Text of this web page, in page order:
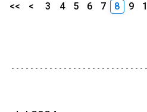
<< < 3 4 5 6 7 8 9